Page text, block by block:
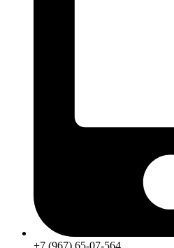
+7 (967) 65-07-564